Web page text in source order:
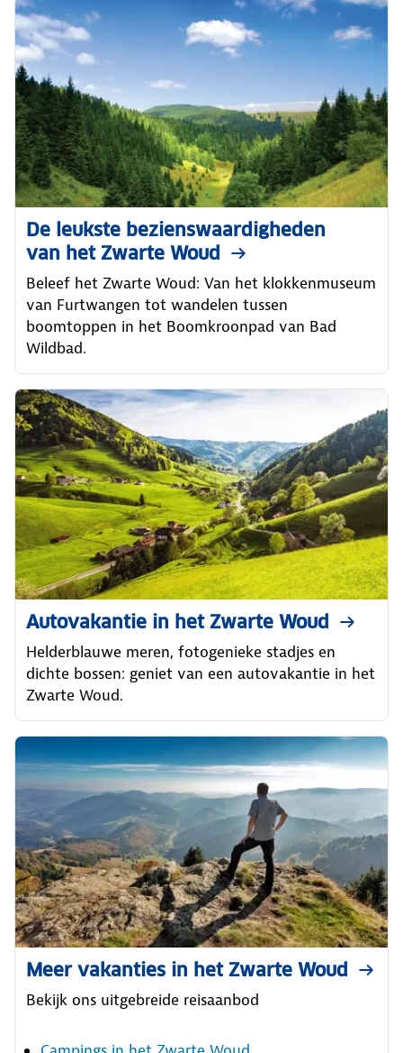
De leukste bezienswaardigheden
van het Zwarte Woud
Beleef het Zwarte Woud: Van het klokkenmuseum
van Furtwangen tot wandelen tussen
boomtoppen in het Boomkroonpad van Bad
Wildbad.
Autovakantie in het Zwarte Woud
Helderblauwe meren, fotogenieke stadjes en
dichte bossen: geniet van een autovakantie in het
Zwarte Woud.
Meer vakanties in het Zwarte Woud
Bekijk ons uitgebreide reisaanbod